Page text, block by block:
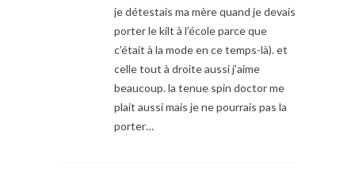
je détestais ma mère quand je devais
porter le kilt à l’école parce que
c’était à la mode en ce temps-là). et
celle tout à droite aussi j’aime
beaucoup. la tenue spin doctor me
plait aussi mais je ne pourrais pas la
porter…